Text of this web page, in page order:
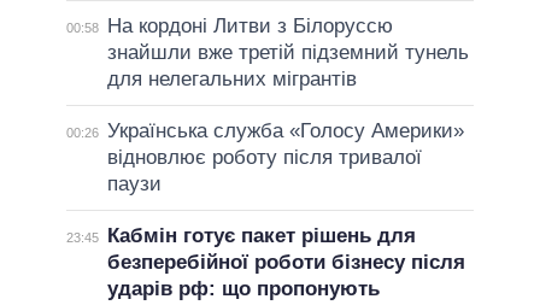
00:58
На кордоні Литви з Білоруссю
знайшли вже третій підземний тунель
для нелегальних мігрантів
00:26 Українська служба «Голосу Америки»
відновлює роботу після тривалої
паузи
23:45
Кабмін готує пакет рішень для
безперебійної роботи бізнесу після
ударів рф: що пропонують